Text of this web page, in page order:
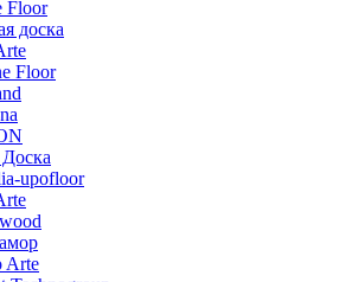
Floor
доска
Floor
upofloor
Arte